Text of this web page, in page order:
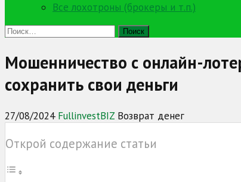
Все лохотроны (брокеры и т.п.)
Найти:
Мошенничество с онлайн-
сохранить свои деньги
27/08/2024 FullinvestBIZ Возврат денег
Открой содержание статьи